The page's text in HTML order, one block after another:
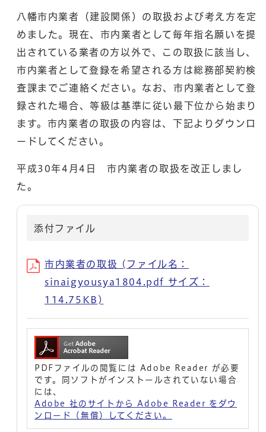
八幡市内業者（建設関係）の取扱および考え方を定
めました。現在、市内業者として毎年指名願いを提
出されている業者の方以外で、この取扱に該当し、
市内業者として登録を希望される方は総務部契約検
査課までご連絡ください。なお、市内業者として登
録された場合、等級は基準に従い最下位から始まり
ます。市内業者の取扱の内容は、下記よりダウンロ
ードしてください。
平成30年4月4日 市内業者の取扱を改正しまし
た。
添付ファイル
市内業者の取扱 (ファイル名：
sinaigyousya1804.pdf サイズ：
114.75KB)
PDFファイルの閲覧には Adobe Reader が必要
です。同ソフトがインストールされていない場合
には、
Adobe 社のサイトから Adobe Reader をダウ
ンロード（無償）してください。